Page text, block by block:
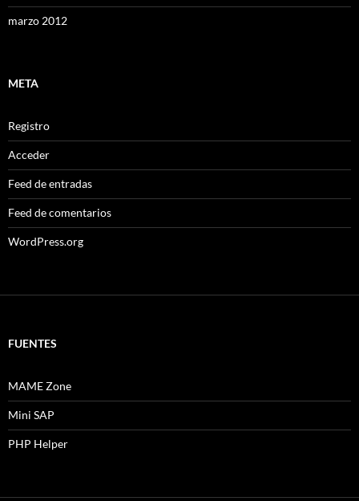
marzo 2012
META
Registro
Acceder
Feed de entradas
Feed de comentarios
WordPress.org
FUENTES
MAME Zone
Mini SAP
PHP Helper